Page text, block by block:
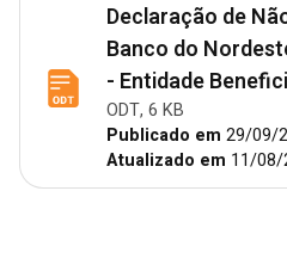
Declaração de
Banco do
- Entidade
ODT, 6 KB
Publicado em 29/09/
Atualizado em 11/08/